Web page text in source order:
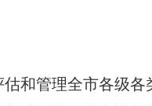
和管理全市各级各